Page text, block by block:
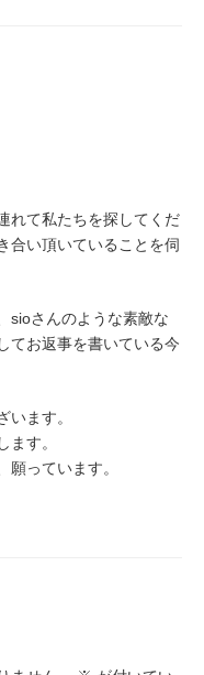
れて私たちを探してくだ
合い頂いていることを伺
sioさんのような素敵な
てお返事を書いている今
ます。
ます。
願っています。